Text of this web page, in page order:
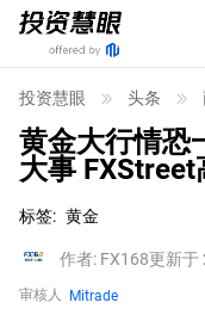
投资慧眼 头条
黄金大行情恐
大事
标签: 黄金
作者: FX168更新于
审核人 Mitrade